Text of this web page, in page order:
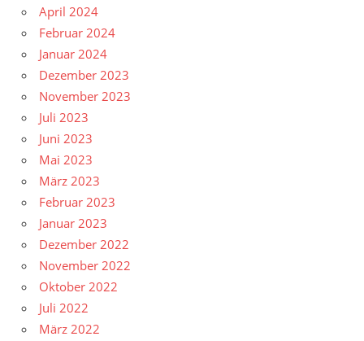
April 2024
Februar 2024
Januar 2024
Dezember 2023
November 2023
Juli 2023
Juni 2023
Mai 2023
März 2023
Februar 2023
Januar 2023
Dezember 2022
November 2022
Oktober 2022
Juli 2022
März 2022